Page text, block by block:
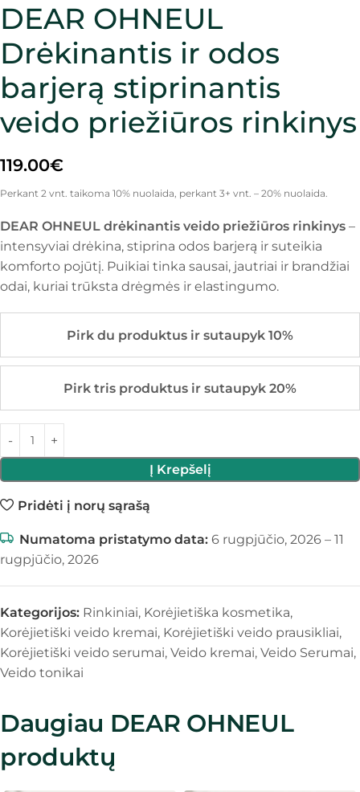
DEAR OHNEUL
Drėkinantis ir odos
barjerą stiprinantis
veido priežiūros rinkinys
119.00€
Perkant 2 vnt. taikoma 10% nuolaida, perkant 3+ vnt. – 20% nuolaida.
DEAR OHNEUL drėkinantis veido priežiūros rinkinys –
intensyviai drėkina, stiprina odos barjerą ir suteikia
komforto pojūtį. Puikiai tinka sausai, jautriai ir brandžiai
odai, kuriai trūksta drėgmės ir elastingumo.
Pirk du produktus ir sutaupyk 10%
Pirk tris produktus ir sutaupyk 20%
Į Krepšelį
Pridėti į norų sąrašą
Numatoma pristatymo data: 6 rugpjūčio, 2026 – 11
rugpjūčio, 2026
Kategorijos: Rinkiniai, Korėjietiška kosmetika,
Korėjietiški veido kremai, Korėjietiški veido prausikliai,
Korėjietiški veido serumai, Veido kremai, Veido Serumai,
Veido tonikai
Daugiau DEAR OHNEUL
produktų